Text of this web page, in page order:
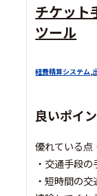
チケット
ツール
経費精算システム ,
良いポイ
優れている点
・交通手段
・短時間の